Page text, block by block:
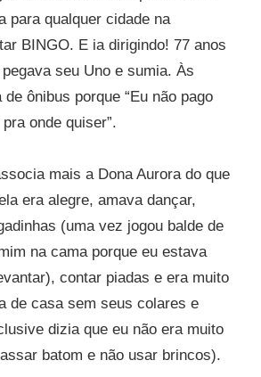
para qualquer cidade na
BINGO. E ia dirigindo! 77 anos
seu Uno e sumia. Às
ônibus porque “Eu não pago
onde quiser”.
mais a Dona Aurora do que
era alegre, amava dançar,
(uma vez jogou balde de
na cama porque eu estava
contar piadas e era muito
de casa sem seus colares e
dizia que eu não era muito
batom e não usar brincos).